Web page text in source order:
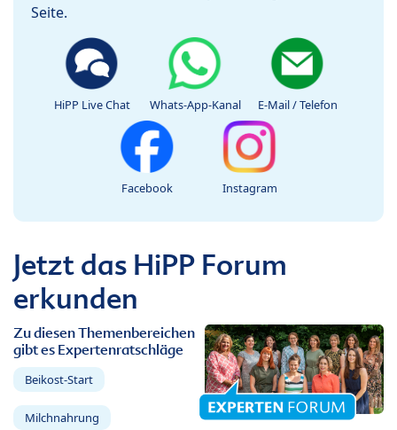
Seite.
HiPP Live Chat Whats-App-Kanal E-Mail / Telefon
Facebook Instagram
Jetzt das HiPP Forum
erkunden
Zu diesen Themenbereichen
gibt es Expertenratschläge
Beikost-Start
Milchnahrung